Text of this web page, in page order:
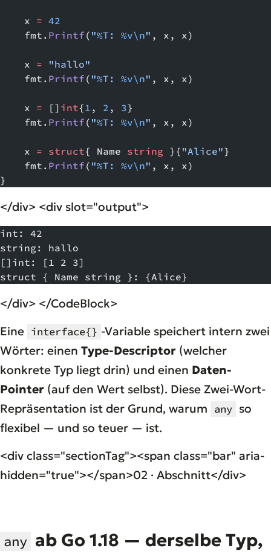
    x
= 42
    fmt.
Printf ( "%T : %v\n" , x, x)
    x
= "hallo"
    fmt.
Printf ( "%T : %v\n" , x, x)
    x
= [] int{1 , 2 , 3}
    fmt.
Printf ( "%T : %v\n" , x, x)
    x
= struct{ Name string }{ "Alice"}
    fmt.
Printf ( "%T : %v\n" , x, x)
}
</div> <div slot="output">
int: 42
string: hallo
[]int: [1 2 3]
struct { Name string }: {Alice}
</div> </CodeBlock>
Eine interface{} -Variable speichert intern zwei
Wörter: einen Type-Descriptor (welcher
konkrete Typ liegt drin) und einen Daten-
Pointer (auf den Wert selbst). Diese Zwei-Wort-
Repräsentation ist der Grund, warum any so
flexibel — und so teuer — ist.
<div class="sectionTag"><span class="bar" aria-
hidden="true"></span>02 · Abschnitt</div>
any ab Go 1.18 — derselbe Typ,